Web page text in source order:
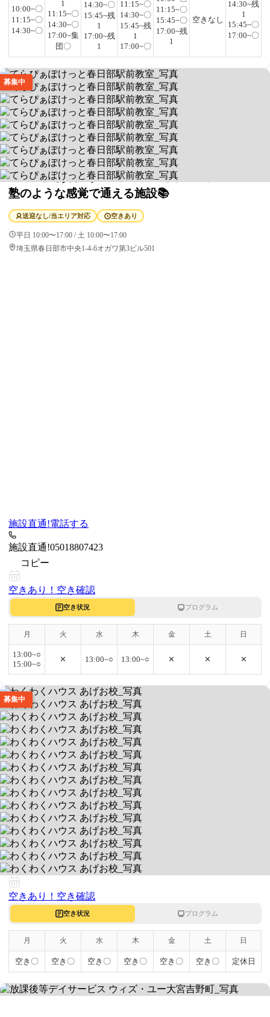
10:00~〇
11:15~〇
14:30~〇
1
11:15~〇
14:30~〇
17:00~集
団〇
14:30~〇
15:45~残
1
17:00~残
1
11:15~〇
14:30~〇
15:45~残
1
17:00~〇
11:15~〇
15:45~〇
17:00~残
1
空きなし
14:30~残
1
15:45~〇
17:00~〇
募集中
てらぴぁぽけっと春日部駅前教室
塾のような感覚で通える施設📚
送迎なし/当エリア対応 空きあり
平日 10:00〜17:00 / 土 10:00〜17:00
埼玉県春日部市中央1-4-6オガワ第3ビル501
施設直通!電話する
施設直通!05018807423
コピー
空きあり！ 空き確認
空き状況 プログラム
月 火 水 木 金 土 日
13:00~○
15:00~○
✕ 13:00~○ 13:00~○ ✕ ✕ ✕
募集中
わくわくハウス あげお校
🌱運動療育特化！園芸活動もあり🌼
送迎なし/当エリア対応 空きあり
平日 10:00~18:00 / 土 9:00~17:00
3620074 埼玉県上尾市春日1-4-16 エペ1FーA号室
空きあり！ 空き確認
空き状況 プログラム
月 火 水 木 金 土 日
空き〇 空き〇 空き〇 空き〇 空き〇 空き〇 定休日